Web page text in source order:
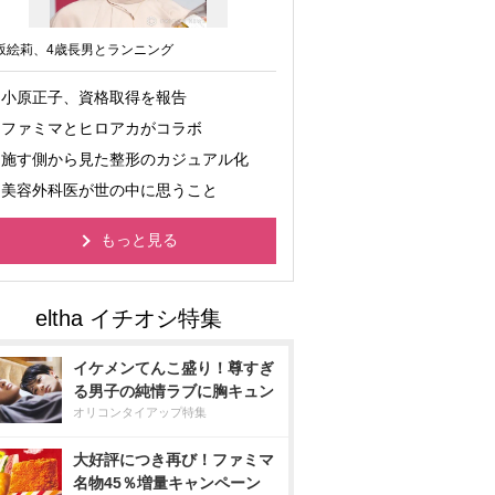
絵莉、4歳長男とランニング
小原正子、資格取得を報告
ファミマとヒロアカがコラボ
施す側から見た整形のカジュアル化
美容外科医が世の中に思うこと
もっと見る
イケメンてんこ盛り！尊すぎ
る男子の純情ラブに胸キュン
オリコンタイアップ特集
大好評につき再び！ファミマ
名物45％増量キャンペーン